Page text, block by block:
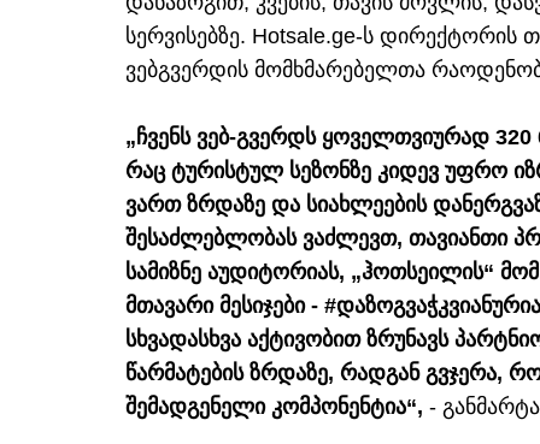
სერვისებზე. Hotsale.ge-ს
ვებგვერდის მომხმარებელთა
„ჩვენს ვებ-გვერდს ყოველთვიურად 320
რაც ტურისტულ სეზონზე კიდევ უფრო
ვართ ზრდაზე და სიახლეების
შესაძლებლობას ვაძლევთ, თავიანთი
სამიზნე აუდიტორიას, „ჰოთსეილის“
მთავარი მესიჯები -
სხვადასხვა აქტივობით ზრუნავს
წარმატების ზრდაზე, რადგან გვჯერა,
შემადგენელი კომპონენტია“, -